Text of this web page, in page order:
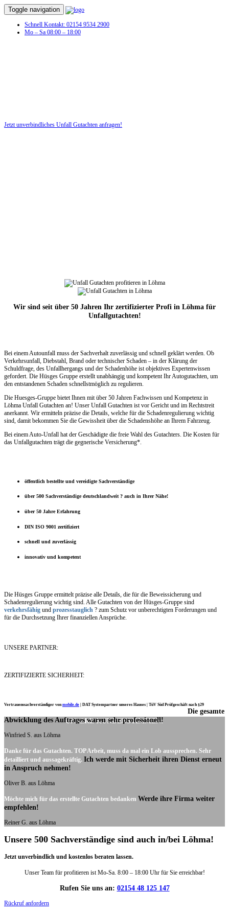
Toggle navigation
Schnell Kontakt: 02154 9534 2900
Mo – Sa 08:00 – 18:00
Jetzt unverbindliches Unfall Gutachten anfragen!
Wir sind seit über 50 Jahren Ihr zertifizierter Profi in Löhma für
Unfallgutachten!
Bei einem Autounfall muss der Sachverhalt zuverlässig und schnell geklärt werden. Ob
Verkehrsunfall, Diebstahl, Brand oder technischer Schaden – in der Klärung der
Schuldfrage, des Unfallhergangs und der Schadenhöhe ist objektives Expertenwissen
gefordert. Die Hüsges Gruppe erstellt unabhängig und kompetent Ihr Autogutachten, um
den entstandenen Schaden schnellstmöglich zu regulieren.
Die Huesges-Gruppe bietet Ihnen mit über 50 Jahren Fachwissen und Kompetenz in
Löhma Unfall Gutachten an! Unser Unfall Gutachten ist vor Gericht und im Rechtstreit
anerkannt. Wir ermitteln präzise die Details, welche für die Schadenregulierung wichtig
sind, damit bekommen Sie die Gewissheit über die Schadenshöhe an Ihrem Fahrzeug.
Bei einem Auto-Unfall hat der Geschädigte die freie Wahl des Gutachters. Die Kosten für
das Unfallgutachten trägt die gegnerische Versicherung*.
öffentlich bestellte und vereidigte Sachverständige
über 500 Sachverständige deutschlandweit ? auch in Ihrer Nähe!
über 50 Jahre Erfahrung
DIN ISO 9001 zertifiziert
schnell und zuverlässig
innovativ und kompetent
Die Hüsges Gruppe ermittelt präzise alle Details, die für die Beweissicherung und
Schadenregulierung wichtig sind. Alle Gutachten von der Hüsges-Gruppe sind
verkehrsfähig und prozesstauglich ? zum Schutz vor unberechtigten Forderungen und
für die Durchsetzung Ihrer finanziellen Ansprüche.
UNSERE PARTNER:
ZERTIFIZIERTE SICHERHEIT:
Vertrauenssachverständiger vonmobile.de DAT Systempartner unseres Hauses | TüV Süd Prüfgeschäft nach §29
UNSERE KUNDENSTIMMEN:
Die gesamte
Abwicklung des Auftrages waren sehr professionell!
Winfried S. aus Löhma
Danke für das Gutachten. TOP Arbeit, muss da mal ein Lob aussprechen. Sehr
detailliert und aussagekräftig. Ich werde mit Sicherheit ihren Dienst erneut
in Anspruch nehmen!
Oliver B. aus Löhma
Möchte mich für das erstellte Gutachten bedanken Werde ihre Firma weiter
empfehlen!
Reiner G. aus Löhma
Unsere 500 Sachverständige sind auch in/bei Löhma!
Jetzt unverbindlich und kostenlos beraten lassen.
Unser Team für profitieren ist Mo-Sa. 8:00 – 18:00 Uhr für Sie erreichbar!
Rufen Sie uns an: 02154 48 125 147
Rückruf anfordern